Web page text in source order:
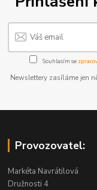
Souhlasím se
Newslettery zasíláme jen
Provozovatel:
Markéta Navrátilová
Družnosti 4